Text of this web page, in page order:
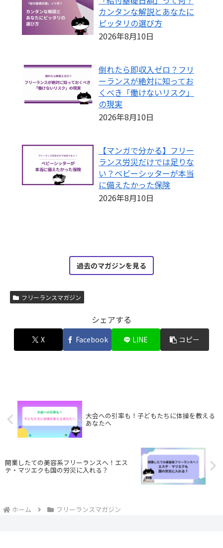
カンタンな解説とあなたに
ピッタリの選び方
2026年8月10日
倒れたら即収入ゼロ？フリ
ーランスが絶対に知ってお
くべき「働けないリスク」
の現実
2026年8月10日
【マンガで分かる】フリー
ランス労災だけでは足りな
い？ベビーシッターが本当
に備えたかった保険
2026年8月10日
過去のマガジンを見る
フリーランスマガジン
シェアする
X Facebook LINE コピー
大会への引率も！子どもたちに体操を教える
あなたへ
開業したての美容系フリーランスへ！エス
テ・マツエクも国の労災に入れる？
ホーム フリーランスマガジン